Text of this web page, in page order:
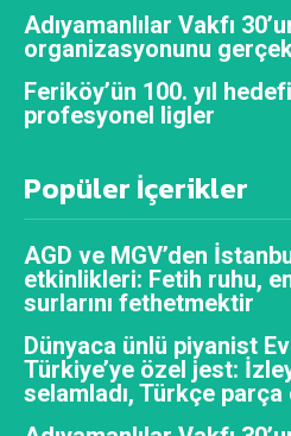
Adıyamanlılar Vakfı
organizasyonunu
Feriköy’ün 100. yıl
profesyonel ligler
Popüler İçerikler
AGD ve MGV’den
etkinlikleri: Fetih ruhu,
surlarını fethetmektir
Dünyaca ünlü piyanist
Türkiye’ye özel jest:
selamladı, Türkçe parça